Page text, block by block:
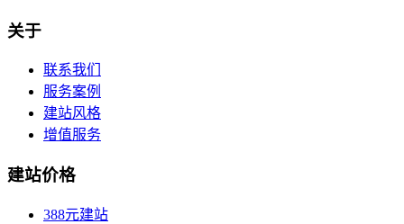
关于
联系我们
服务案例
建站风格
增值服务
建站价格
388元建站